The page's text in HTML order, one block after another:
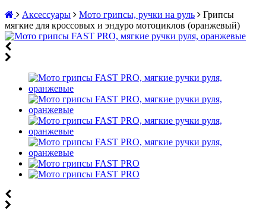
Аксессуары
Мото грипсы, ручки на руль
Грипсы
мягкие для кроссовых и эндуро мотоциклов (оранжевый)